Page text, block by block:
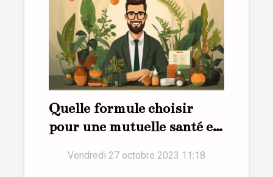
Quelle formule choisir
pour une mutuelle santé en
Vendredi 27 octobre 2023 11:18